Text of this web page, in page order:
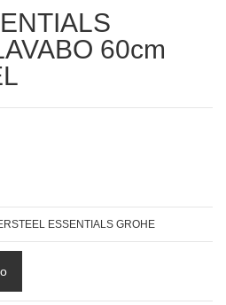
60cm
ESSENTIALS GROHE